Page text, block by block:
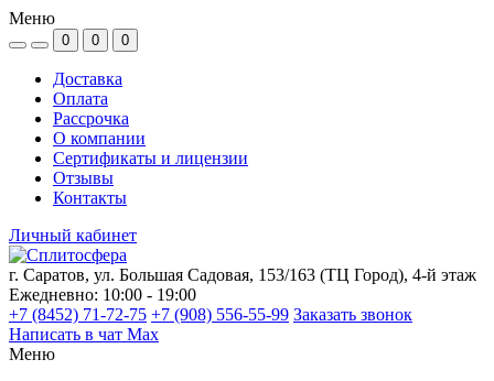
Меню
0 0 0
Доставка
Оплата
Рассрочка
О компании
Сертификаты и лицензии
Отзывы
Контакты
Личный кабинет
г. Саратов, ул. Большая Садовая, 153/163 (ТЦ Город), 4-й этаж
Ежедневно: 10:00 - 19:00
+7 (8452) 71-72-75 +7 (908) 556-55-99 Заказать звонок
Написать в чат Max
Меню